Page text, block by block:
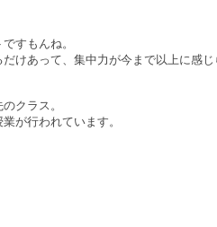
すもんね。
けあって、集中力が今まで以上に感じ
クラス。
が行われています。